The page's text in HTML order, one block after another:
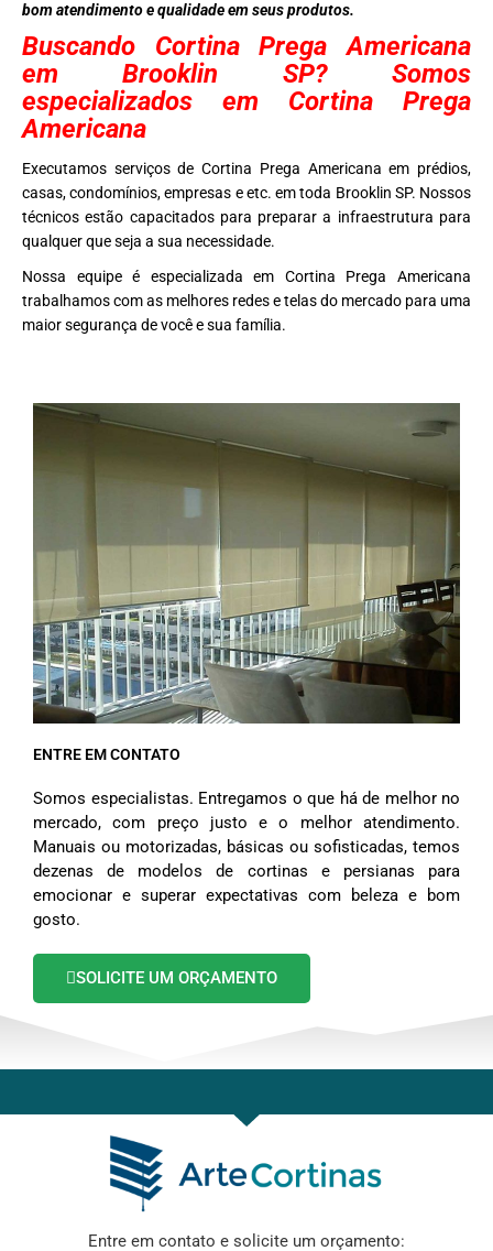
bom atendimento e qualidade em seus produtos.
Buscando Cortina Prega Americana
em Brooklin SP? Somos
especializados em Cortina Prega
Americana
Executamos serviços de Cortina Prega Americana em prédios,
casas, condomínios, empresas e etc. em toda Brooklin SP. Nossos
técnicos estão capacitados para preparar a infraestrutura para
qualquer que seja a sua necessidade.
Nossa equipe é especializada em Cortina Prega Americana
trabalhamos com as melhores redes e telas do mercado para uma
maior segurança de você e sua família.
ENTRE EM CONTATO
Somos especialistas. Entregamos o que há de melhor no
mercado, com preço justo e o melhor atendimento.
Manuais ou motorizadas, básicas ou sofisticadas, temos
dezenas de modelos de cortinas e persianas para
emocionar e superar expectativas com beleza e bom
gosto.
SOLICITE UM ORÇAMENTO
Entre em contato e solicite um orçamento: